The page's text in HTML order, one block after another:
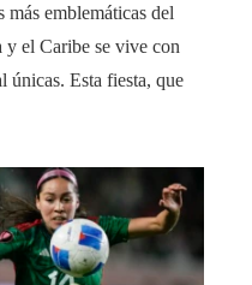
más emblemáticas del
el Caribe se vive con
únicas. Esta fiesta, que